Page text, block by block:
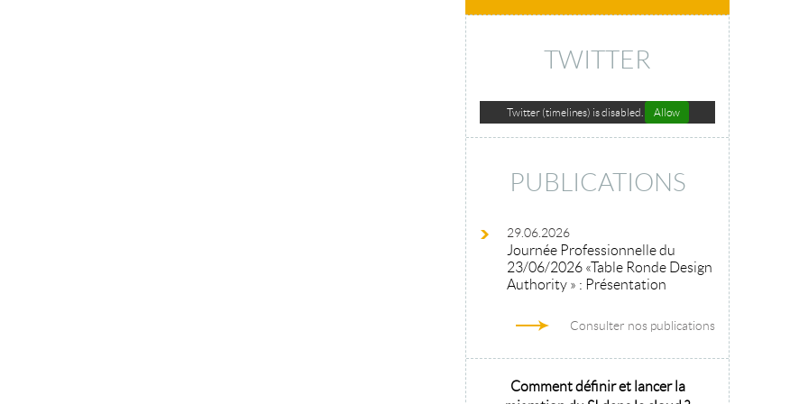
TWITTER
Twitter (timelines) is disabled. Allow
PUBLICATIONS
29.06.2026
Journée Professionnelle du
23/06/2026 «Table Ronde Design
Authority » : Présentation
Consulter nos publications
Comment définir et lancer la
Architecture